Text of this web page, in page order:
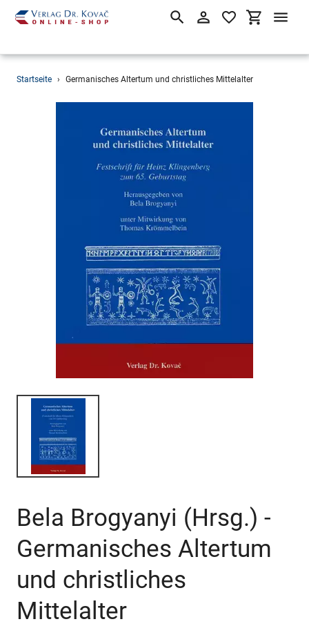
Direkt
SuchenEinloggen
Startseite › Germanisches Altertum und christliches Mittelalter
Bela Brogyanyi (Hrsg.) -
Germanisches Altertum
und christliches
Mittelalter